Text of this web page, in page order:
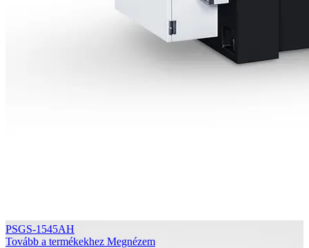
PSGS-1545AH
Tovább a termékekhez Megnézem